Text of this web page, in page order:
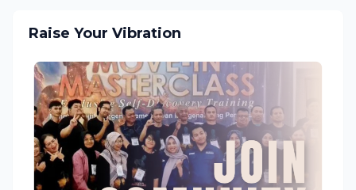
Raise Your Vibration